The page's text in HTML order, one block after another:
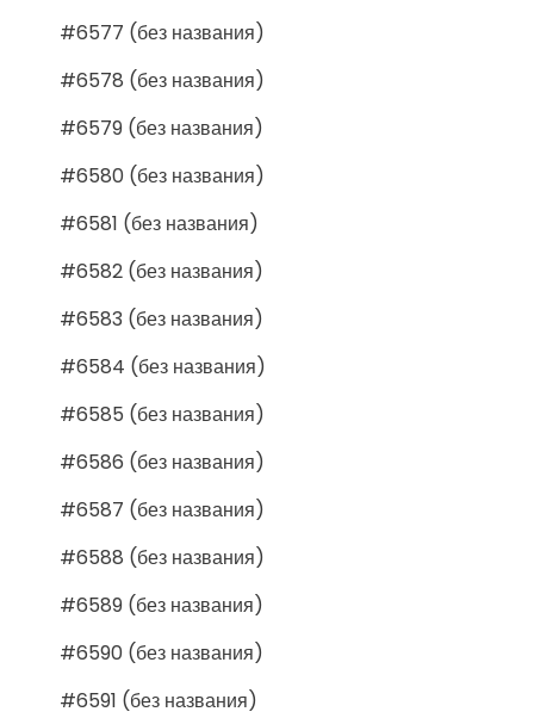
#6577 (без названия)
#6578 (без названия)
#6579 (без названия)
#6580 (без названия)
#6581 (без названия)
#6582 (без названия)
#6583 (без названия)
#6584 (без названия)
#6585 (без названия)
#6586 (без названия)
#6587 (без названия)
#6588 (без названия)
#6589 (без названия)
#6590 (без названия)
#6591 (без названия)